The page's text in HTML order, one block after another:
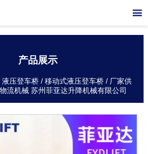

产品展示
液压登车桥/ 移动式液压登车桥/ 厂家供
流机械 苏州菲亚达升降机械有限公司